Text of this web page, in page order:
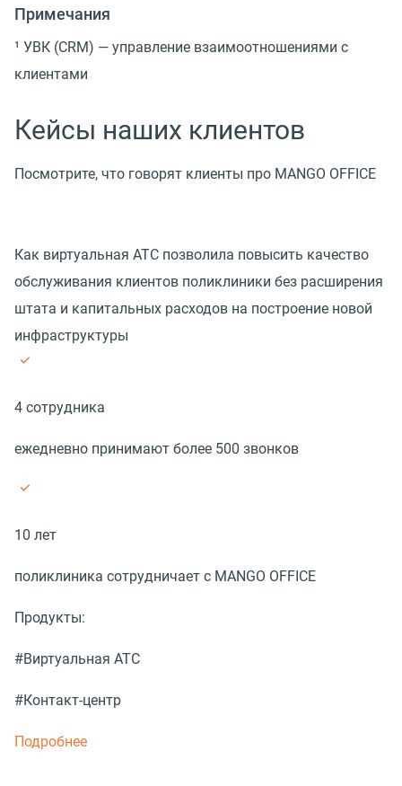
Примечания
¹ УВК (CRM) — управление взаимоотношениями с
клиентами
Кейсы наших клиентов
Посмотрите, что говорят клиенты про MANGO OFFICE
Как виртуальная АТС позволила повысить качество
обслуживания клиентов поликлиники без расширения
штата и капитальных расходов на построение новой
инфраструктуры
4 сотрудника
ежедневно принимают более 500 звонков
10 лет
поликлиника сотрудничает с MANGO OFFICE
Продукты:
#Виртуальная АТС
#Контакт-центр
Подробнее